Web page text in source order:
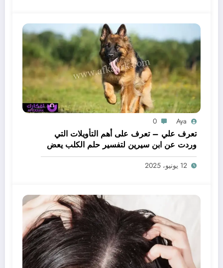
Aya
0
تعرف علي – تعرف على أهم التأويلات التي
وردت عن ابن سيرين لتفسير حلم الكلب يعض
يدي – بالتفصيل
12 يونيو، 2025